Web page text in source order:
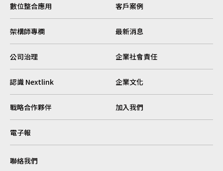
數位整合應用 客戶案例
架構師專欄 最新消息
公司治理 企業社會責任
認識 Nextlink 企業文化
戰略合作夥伴 加入我們
電子報
聯絡我們